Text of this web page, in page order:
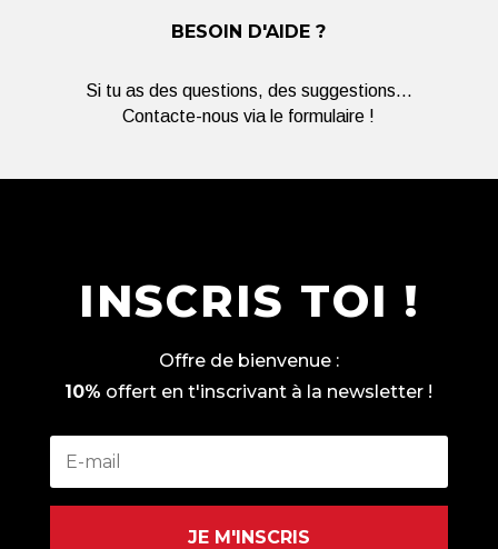
BESOIN D'AIDE ?
Si tu as des questions, des suggestions...
Contacte-nous via le formulaire !
INSCRIS TOI !
Offre de bienvenue :
10% offert en t'inscrivant à la newsletter !
JE M'INSCRIS